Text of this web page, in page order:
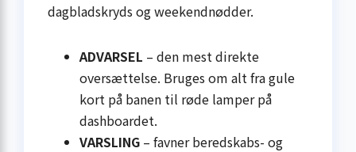
dagbladskryds og weekendnødder.
ADVARSEL – den mest direkte
oversættelse. Bruges om alt fra gule
kort på banen til røde lamper på
dashboardet.
VARSLING – favner beredskabs- og